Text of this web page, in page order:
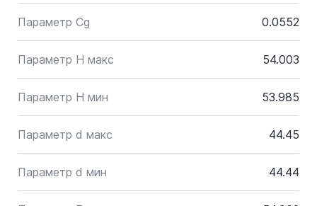
Параметр Cg 0.0552
Параметр H макс 54.003
Параметр H мин 53.985
Параметр d макс 44.45
Параметр d мин 44.44